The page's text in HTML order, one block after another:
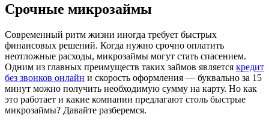
Срочные микрозаймы
Современный ритм жизни иногда требует быстрых
финансовых решений. Когда нужно срочно оплатить
неотложные расходы, микрозаймы могут стать спасением.
Одним из главных преимуществ таких займов является кредит
без звонков онлайн и скорость оформления — буквально за 15
минут можно получить необходимую сумму на карту. Но как
это работает и какие компании предлагают столь быстрые
микрозаймы? Давайте разберемся.